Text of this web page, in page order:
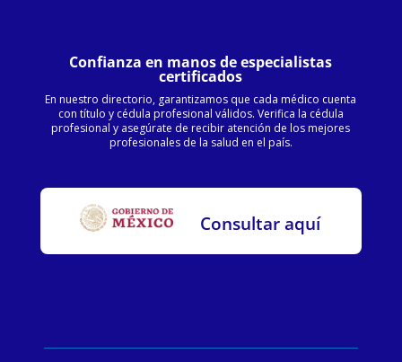
Confianza en manos de especialistas
certificados
En nuestro directorio, garantizamos que cada médico cuenta
con título y cédula profesional válidos. Verifica la cédula
profesional y asegúrate de recibir atención de los mejores
profesionales de la salud en el país.
Consultar aquí